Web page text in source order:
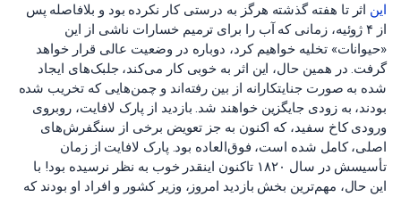
این اثر تا هفته گذشته هرگز به درستی کار نکرده بود و بلافاصله پس
از ۴ ژوئیه، زمانی که آب را برای ترمیم خسارات ناشی از این
«حیوانات» تخلیه خواهیم کرد، دوباره در وضعیت عالی قرار خواهد
گرفت. در همین حال، این اثر به خوبی کار می‌کند، جلبک‌های ایجاد
شده به صورت جنایتکارانه از بین رفته‌اند و چمن‌هایی که تخریب شده
بودند، به زودی جایگزین خواهند شد. بازدید از پارک لافایت، روبروی
ورودی کاخ سفید، که اکنون به جز تعویض برخی از سنگفرش‌های
اصلی، کامل شده است، فوق‌العاده بود. پارک لافایت از زمان
تأسیسش در سال ۱۸۲۰ تاکنون اینقدر خوب به نظر نرسیده بود! با
این حال، مهم‌ترین بخش بازدید امروز، وزیر کشور و افراد او بودند که